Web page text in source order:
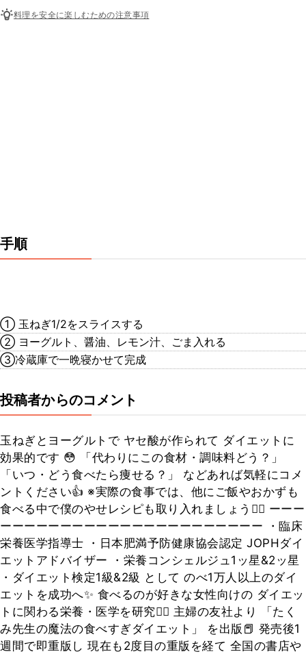
料理を安全に楽しむための注意事項
手順
① 玉ねぎ1/2をスライスする
② ヨーグルト、醤油、レモン汁、ごま入れる
③冷蔵庫で一晩寝かせて完成
投稿者からのコメント
玉ねぎとヨーグルトで ヤセ酸が作られて ダイエットに
効果的です 😳 「代わりにこの食材・調味料どう？」
「いつ・どう食べたら痩せる？」 などあれば気軽にコメ
ントください👍 ※実際の食事では、他にご飯やおかずも
食べる中で僕のやせレシピも取り入れましょう🙆‍♂️ ーーー
ーーーーーーーーーーーーーーーーーーーーーー ・臨床
栄養医学指導士 ・日本肥満予防健康協会認定 JOPHダイ
エットアドバイザー ・栄養コンシェルジュ1ッ星&2ッ星
・ダイエット検定1級&2級 として のべ1万人以上のダイ
エットを成功へ✨ 食べるのが好きな女性向けの ダイエッ
トに関わる栄養・医学を研究👨‍⚕️ 主婦の友社より 「たく
み先生の魔法の食べすぎダイエット」 を出版📕 発売後1
週間で即重版し 現在も2度目の重版を経て 全国の書店や